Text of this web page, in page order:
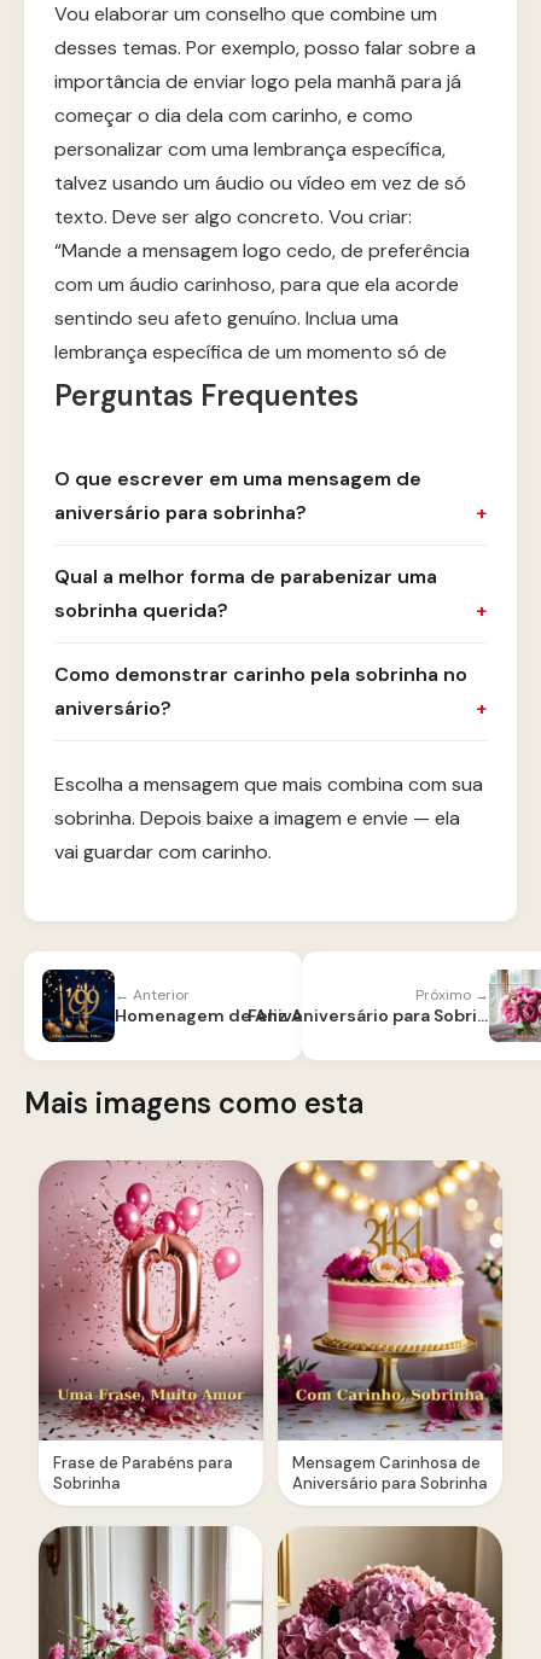
Vou elaborar um conselho que combine um
desses temas. Por exemplo, posso falar sobre a
importância de enviar logo pela manhã para já
começar o dia dela com carinho, e como
personalizar com uma lembrança específica,
talvez usando um áudio ou vídeo em vez de só
texto. Deve ser algo concreto. Vou criar:
“Mande a mensagem logo cedo, de preferência
com um áudio carinhoso, para que ela acorde
sentindo seu afeto genuíno. Inclua uma
lembrança específica de um momento só de
Perguntas Frequentes
O que escrever em uma mensagem de
aniversário para sobrinha?
Qual a melhor forma de parabenizar uma
sobrinha querida?
Como demonstrar carinho pela sobrinha no
aniversário?
Escolha a mensagem que mais combina com sua
sobrinha. Depois baixe a imagem e envie — ela
vai guardar com carinho.
← Anterior
Homenagem de Aniversário para Filho
Próximo →
Feliz Aniversário para Sobrinha
Mais imagens como esta
Frase de Parabéns para
Sobrinha
Mensagem Carinhosa de
Aniversário para Sobrinha